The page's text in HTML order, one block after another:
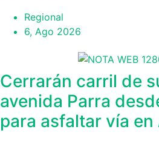
Regional
6, Ago 2026
Cerrarán carril de
avenida Parra
para asfaltar vía en